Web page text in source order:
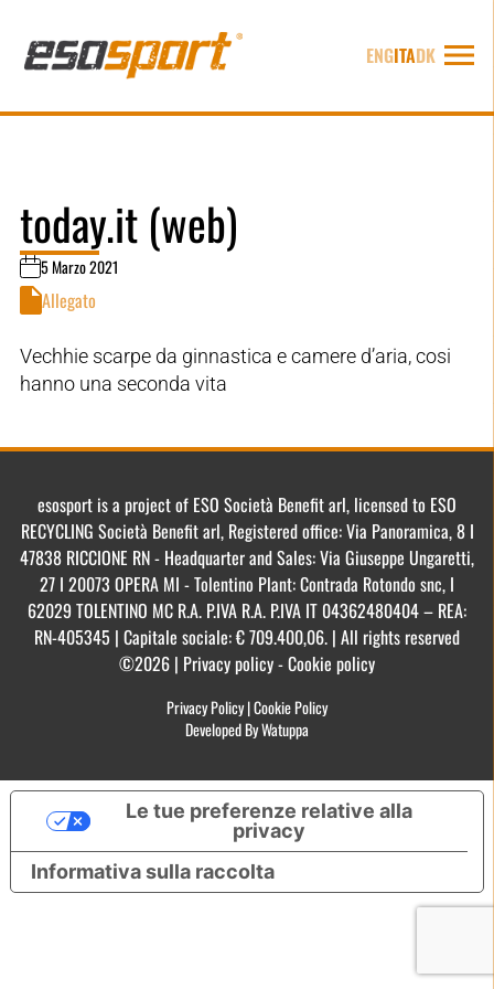
ENGITADK
today.it (web)
5 Marzo 2021
Allegato
Vechhie scarpe da ginnastica e camere d’aria, cosi
hanno una seconda vita
esosport is a project of ESO Società Benefit arl, licensed to ESO
RECYCLING Società Benefit arl, Registered office: Via Panoramica, 8 I
47838 RICCIONE RN - Headquarter and Sales: Via Giuseppe Ungaretti,
27 I 20073 OPERA MI - Tolentino Plant: Contrada Rotondo snc, I
62029 TOLENTINO MC R.A. P.IVA R.A. P.IVA IT 04362480404 – REA:
RN-405345 | Capitale sociale: € 709.400,06. | All rights reserved
©2026 | Privacy policy - Cookie policy
Privacy Policy|Cookie Policy
Developed By Watuppa
Informativa sulla raccolta
Le tue preferenze relative alla
privacy